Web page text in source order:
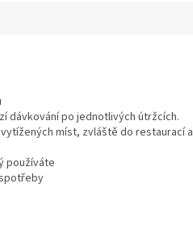
dávkování po jednotlivých útržcích.
míst, zvláště do restaurací a
používáte